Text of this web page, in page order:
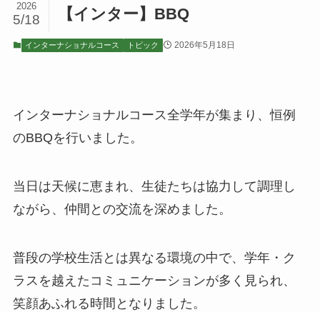
【インター】BBQ
2026
5/18
インターナショナルコース トピック 2026年5月18日
インターナショナルコース全学年が集まり、恒例
のBBQを行いました。
当日は天候に恵まれ、生徒たちは協力して調理し
ながら、仲間との交流を深めました。
普段の学校生活とは異なる環境の中で、学年・ク
ラスを越えたコミュニケーションが多く見られ、
笑顔あふれる時間となりました。